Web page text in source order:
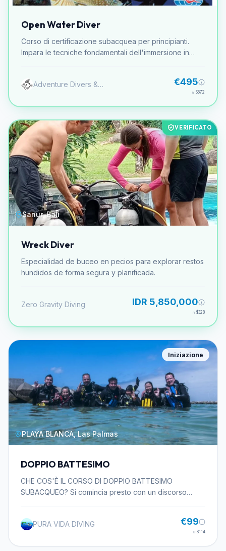
Open Water Diver
Corso di certificazione subacquea per principianti.
Impara le tecniche fondamentali dell'immersione in
Adventure Divers & Activity Center
€495
≈ $572
VERIFICATO
Sanur, Bali
Wreck Diver
Especialidad de buceo en pecios para explorar restos
hundidos de forma segura y planificada.
Zero Gravity Diving IDR 5,850,000
≈ $328
Iniziazione
PLAYA BLANCA, Las Palmas
DOPPIO BATTESIMO
CHE COS'È IL CORSO DI DOPPIO BATTESIMO
SUBACQUEO? Si comincia presto con un discorso
e poi un'altra in cui si può scendere fino a 12 metri.
Quando lo finisci puoi continuare con il tuo allenamento
con il nostro corso Open Water dove puoi scendere
PURA VIDA DIVING €99
≈ $114